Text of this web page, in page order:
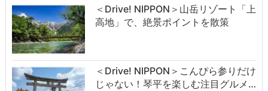
＜Drive! NIPPON＞山岳リゾート「上
高地」で、絶景ポイントを散策
＜Drive! NIPPON＞こんぴら参りだけ
じゃない！琴平を楽しむ注目グルメ…